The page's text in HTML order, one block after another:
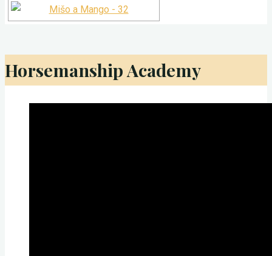
Horsemanship Academy